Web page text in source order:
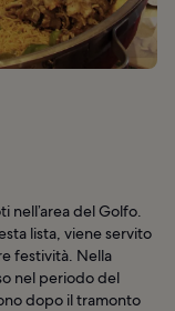
nell’area del Golfo.
lista, viene servito
festività. Nella
nel periodo del
dopo il tramonto